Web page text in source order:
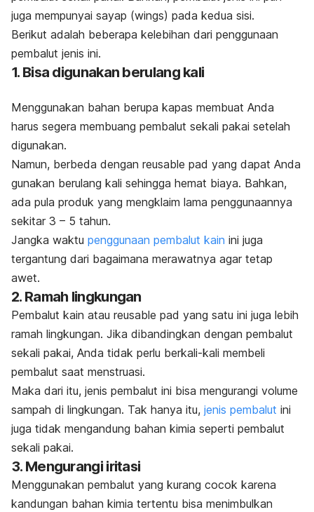
juga mempunyai sayap (wings) pada kedua sisi.
Berikut adalah beberapa kelebihan dari penggunaan
pembalut jenis ini.
1. Bisa digunakan berulang kali
Menggunakan bahan berupa kapas membuat Anda
harus segera membuang pembalut sekali pakai setelah
digunakan.
Namun, berbeda dengan reusable pad yang dapat Anda
gunakan berulang kali sehingga hemat biaya. Bahkan,
ada pula produk yang mengklaim lama penggunaannya
sekitar 3 – 5 tahun.
Jangka waktu penggunaan pembalut kain ini juga
tergantung dari bagaimana merawatnya agar tetap
awet.
2. Ramah lingkungan
Pembalut kain atau reusable pad yang satu ini juga lebih
ramah lingkungan. Jika dibandingkan dengan pembalut
sekali pakai, Anda tidak perlu berkali-kali membeli
pembalut saat menstruasi.
Maka dari itu, jenis pembalut ini bisa mengurangi volume
sampah di lingkungan. Tak hanya itu, jenis pembalut ini
juga tidak mengandung bahan kimia seperti pembalut
sekali pakai.
3. Mengurangi iritasi
Menggunakan pembalut yang kurang cocok karena
kandungan bahan kimia tertentu bisa menimbulkan